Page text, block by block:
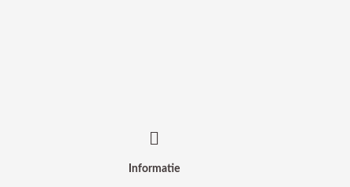
Informatie